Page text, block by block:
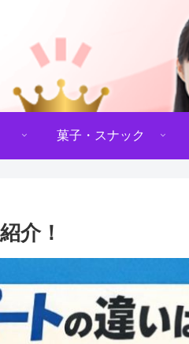
菓子・スナック
介！